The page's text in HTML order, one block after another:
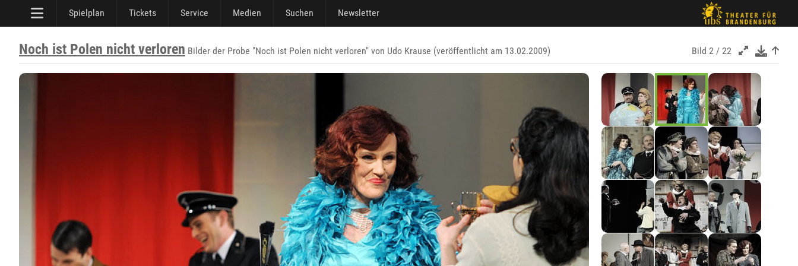
Spielplan Tickets Service Medien Suchen Newsletter
Noch ist Polen nicht verloren Bilder der Probe "Noch ist Polen nicht verloren" von Udo Krause (veröffentlicht am 13.02.2009) Bild 2 / 22